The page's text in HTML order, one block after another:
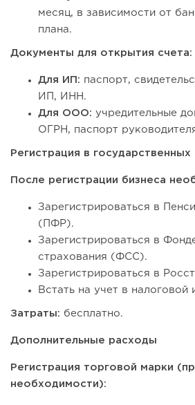
месяц, в зависимости от
плана.
Документы для открытия счета:
Для ИП: паспорт,
ИП, ИНН.
Для ООО: учредительные
ОГРН, паспорт
Регистрация в государственных
После регистрации бизнеса
Зарегистрироваться в
(ПФР).
Зарегистрироваться в
страхования (ФСС).
Зарегистрироваться в
Встать на учет в налоговой
Затраты: бесплатно.
Дополнительные расходы
Регистрация торговой марки
необходимости):